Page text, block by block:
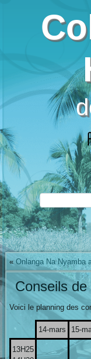
«Onlanga Na Nyamba
Conseils
Voici le planning des
14-mars 15-
13H25